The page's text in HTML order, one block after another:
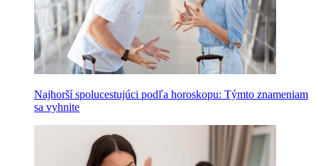
Najhorší spolucestujúci podľa horoskopu: Týmto znameniam
sa vyhnite